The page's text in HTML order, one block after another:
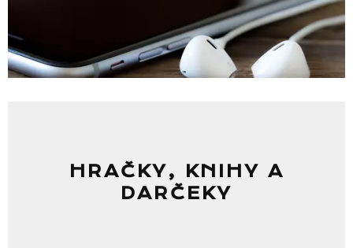
HRAČKY, KNIHY A
DARČEKY